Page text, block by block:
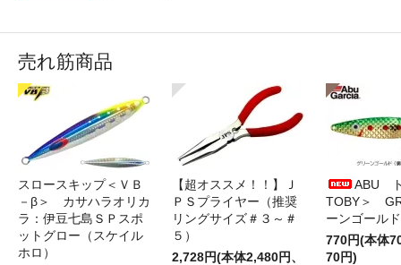
売れ筋商品
スロースキップ＜ＶＢ
－β＞ カサハラオリカ
ラ：伊豆七島ＳＰスポ
ットグロー（スケイル
ホロ）
【超オススメ！！】Ｊ
ＰＳプライヤー（推奨
リングサイズ＃３～＃
５）
2,728円(本体2,480円、
ABU
TOBY＞
ーンゴールド
770円(本体
70円)